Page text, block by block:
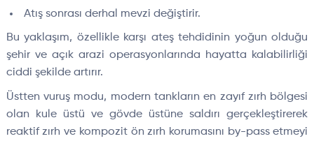
Atış sonrası derhal mevzi değiştirir.
Bu yaklaşım, özellikle karşı ateş tehdidinin yoğun olduğu
şehir ve açık arazi operasyonlarında hayatta kalabilirliği
ciddi şekilde artırır.
Üstten vuruş modu, modern tankların en zayıf zırh bölgesi
olan kule üstü ve gövde üstüne saldırı gerçekleştirerek
reaktif zırh ve kompozit ön zırh korumasını by-pass etmeyi